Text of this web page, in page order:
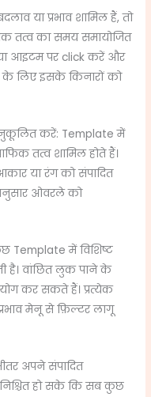
या प्रभाव शामिल हैं, तो
तत्व का समय समायोजित
आइटम पर click करें और
के लिए इसके किनारों को
करें: Template में
तत्व शामिल होते हैं।
या रंग को संपादित
ओवरले को
में विशिष्ट
है। वांछित लुक पाने के
कर सकते हैं। प्रत्येक
मेनू से फ़िल्टर लागू
अपने संपादित
हो सके कि सब कुछ